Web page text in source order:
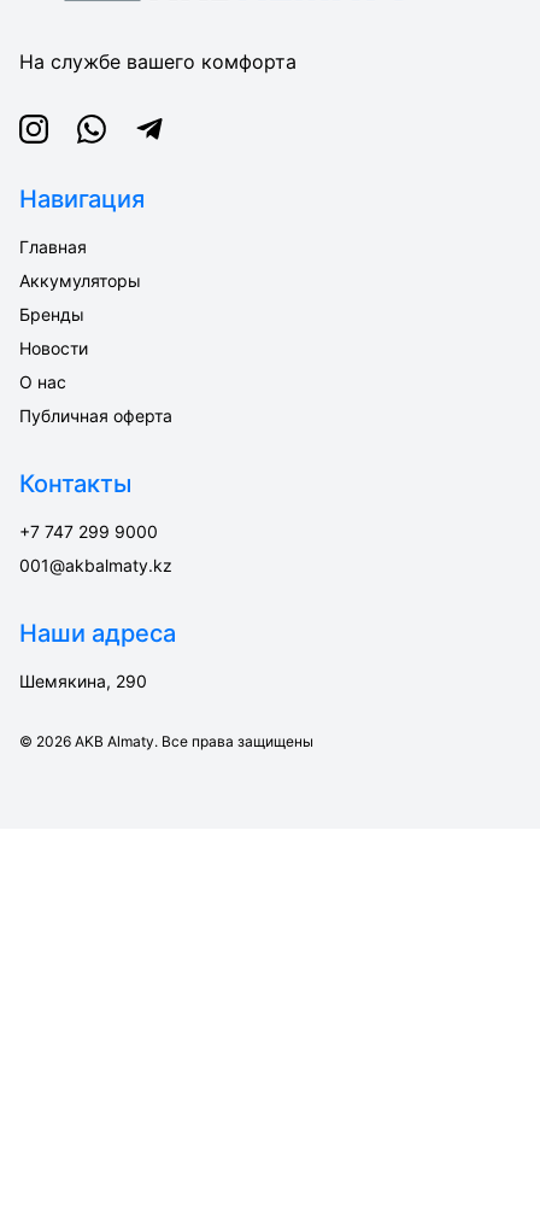
На службе вашего комфорта
InstagramWhatsappTelegram
Навигация
Главная
Аккумуляторы
Бренды
Новости
О нас
Публичная оферта
Контакты
+7 747 299 9000
001@akbalmaty.kz
Наши адреса
Шемякина, 290
© 2026 AKB Almaty. Все права защищены